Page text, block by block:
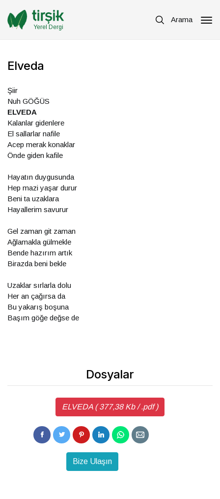
Yerel Dergi
Arama
Elveda
Şiir
Nuh GÖĞÜS
ELVEDA
Kalanlar gidenlere
El sallarlar nafile
Acep merak konaklar
Önde giden kafile
Hayatın duygusunda
Hep mazi yaşar durur
Beni ta uzaklara
Hayallerim savurur
Gel zaman git zaman
Ağlamakla gülmekle
Bende hazırım artık
Birazda beni bekle
Uzaklar sırlarla dolu
Her an çağırsa da
Bu yakarış boşuna
Başım göğe değse de
Dosyalar
ELVEDA ( 377,38 Kb / .pdf )
Bize Ulaşın